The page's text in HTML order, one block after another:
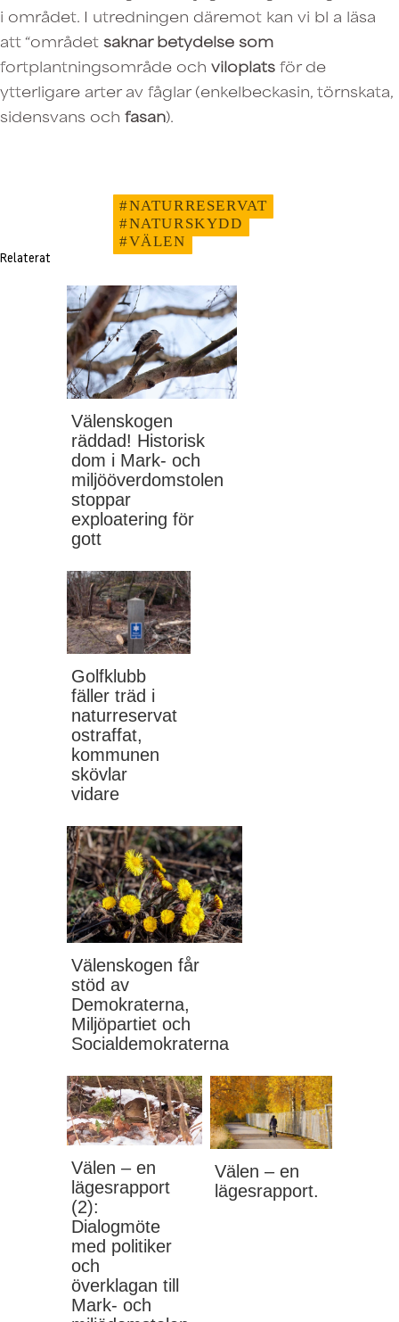
i området. I utredningen däremot kan vi bl a läsa
att “området saknar betydelse som
fortplantningsområde och viloplats för de
ytterligare arter av fåglar (enkelbeckasin, törnskata,
sidensvans och fasan).
#NATURRESERVAT
#NATURSKYDD
#VÄLEN
Relaterat
Välenskogen
räddad! Historisk
dom i Mark- och
miljööverdomstolen
stoppar
exploatering för
gott
Golfklubb
fäller träd i
naturreservat
ostraffat,
kommunen
skövlar
vidare
Välenskogen får
stöd av
Demokraterna,
Miljöpartiet och
Socialdemokraterna
Välen – en
lägesrapport
(2):
Dialogmöte
med politiker
och
överklagan till
Mark- och
Välen – en
lägesrapport.
navigation